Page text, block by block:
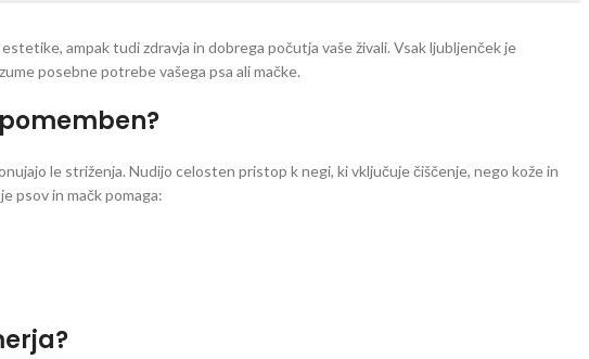
ampak tudi zdravja in dobrega počutja vaše živali. Vsak ljubljenček je
posebne potrebe vašega psa ali mačke.
le striženja. Nudijo celosten pristop k negi, ki vključuje čiščenje, nego kože in
psov in mačk pomaga: